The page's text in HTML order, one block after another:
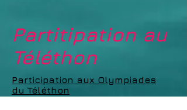
Partitipation au
Téléthon
Participation aux Olympiades
du Téléthon